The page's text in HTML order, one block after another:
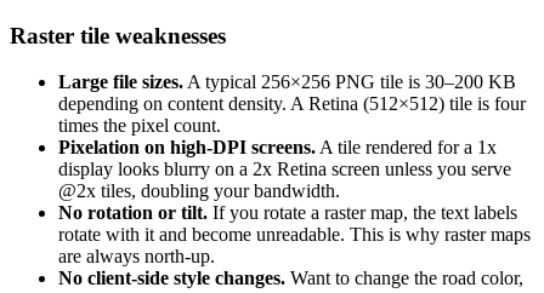
Raster tile weaknesses
Large file sizes. A typical 256×256 PNG tile is 30–200 KB
depending on content density. A Retina (512×512) tile is four
times the pixel count.
Pixelation on high-DPI screens. A tile rendered for a 1x
display looks blurry on a 2x Retina screen unless you serve
@2x tiles, doubling your bandwidth.
No rotation or tilt. If you rotate a raster map, the text labels
rotate with it and become unreadable. This is why raster maps
are always north-up.
No client-side style changes. Want to change the road color,